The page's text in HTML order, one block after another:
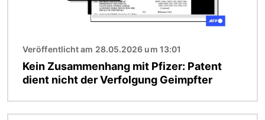
Veröffentlicht am 28.05.2026 um 13:01
Kein Zusammenhang mit Pfizer: Patent
dient nicht der Verfolgung Geimpfter